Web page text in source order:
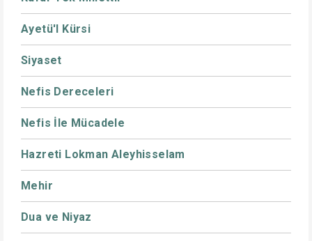
Ayetü'l Kürsi
Siyaset
Nefis Dereceleri
Nefis İle Mücadele
Hazreti Lokman Aleyhisselam
Mehir
Dua ve Niyaz